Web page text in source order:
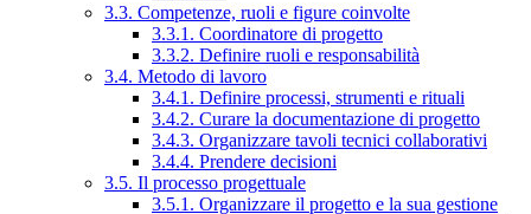
3.3. Competenze, ruoli e figure coinvolte
3.3.1. Coordinatore di progetto
3.3.2. Definire ruoli e responsabilità
3.4. Metodo di lavoro
3.4.1. Definire processi, strumenti e rituali
3.4.2. Curare la documentazione di progetto
3.4.3. Organizzare tavoli tecnici collaborativi
3.4.4. Prendere decisioni
3.5. Il processo progettuale
3.5.1. Organizzare il progetto e la sua gestione